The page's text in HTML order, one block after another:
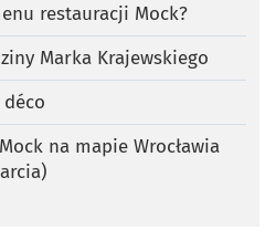
restauracji Mock?
Marka Krajewskiego
na mapie Wrocławia